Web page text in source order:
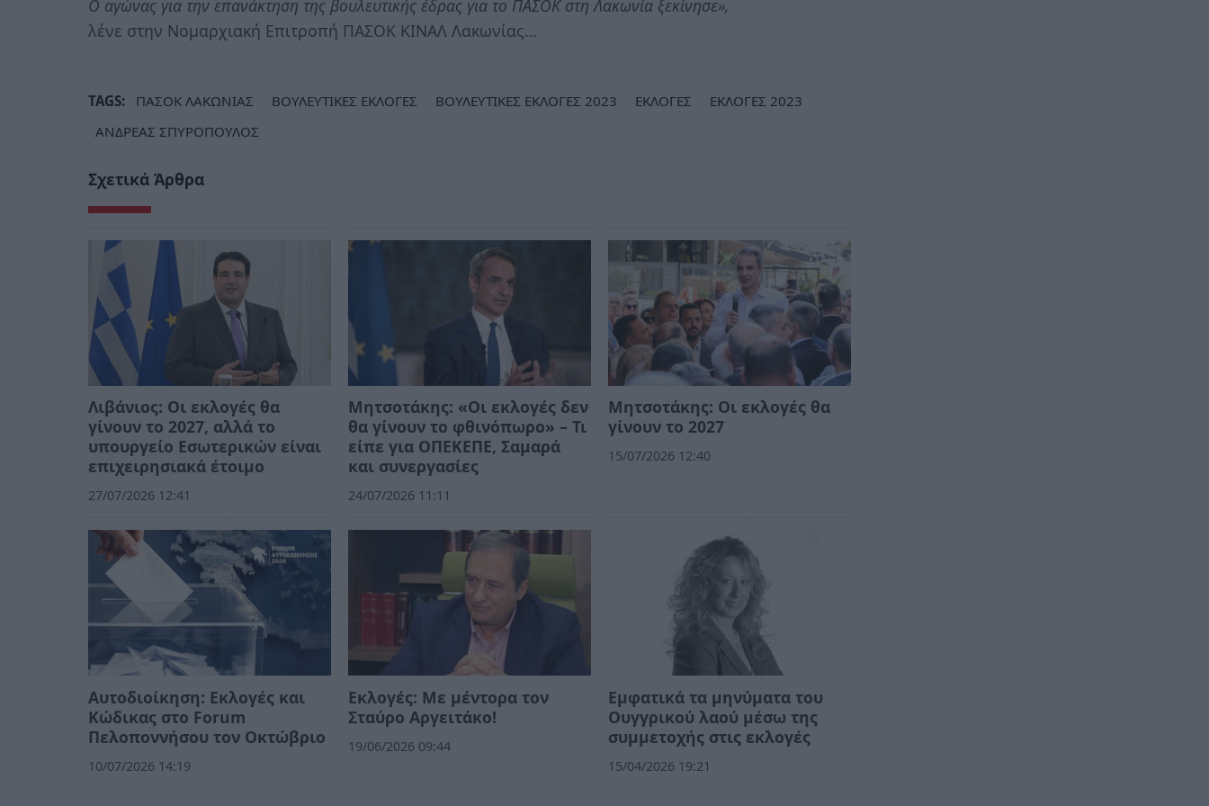
Ο αγώνας για την επανάκτηση της βουλευτικής έδρας για το ΠΑΣΟΚ στη Λακωνία ξεκίνησε»,
λένε στην Νομαρχιακή Επιτροπή ΠΑΣΟΚ ΚΙΝΑΛ Λακωνίας…
TAGS: ΠΑΣΟΚ ΛΑΚΩΝΙΑΣ ΒΟΥΛΕΥΤΙΚΕΣ ΕΚΛΟΓΕΣ ΒΟΥΛΕΥΤΙΚΕΣ ΕΚΛΟΓΕΣ 2023 ΕΚΛΟΓΕΣ
ΕΚΛΟΓΕΣ 2023
ΑΝΔΡΕΑΣ ΣΠΥΡΟΠΟΥΛΟΣ
Σχετικά Άρθρα
Λιβάνιος: Οι εκλογές θα
γίνουν το 2027, αλλά το
υπουργείο Εσωτερικών είναι
επιχειρησιακά έτοιμο
27/07/2026 12:41
Μητσοτάκης: «Οι εκλογές δεν
θα γίνουν το φθινόπωρο» – Τι
είπε για ΟΠΕΚΕΠΕ, Σαμαρά
και συνεργασίες
24/07/2026 11:11
Μητσοτάκης: Οι εκλογές θα
γίνουν το 2027
15/07/2026 12:40
Αυτοδιοίκηση: Εκλογές και
Κώδικας στο Forum
Πελοποννήσου τον Οκτώβριο
10/07/2026 14:19
Εκλογές: Με μέντορα τον
Σταύρο Αργειτάκο!
19/06/2026 09:44
Εμφατικά τα μηνύματα του
Ουγγρικού λαού μέσω της
συμμετοχής στις εκλογές
15/04/2026 19:21